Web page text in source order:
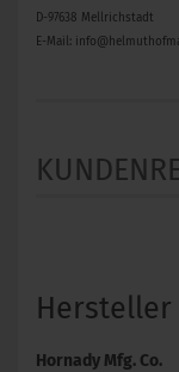
D-97638 Mellrichstadt
E-Mail:
Hornady Mfg. Co.